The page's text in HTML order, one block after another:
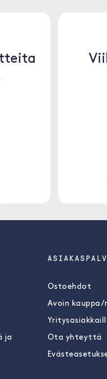
ja
Ostoehdot
Avoin
Ota yhteyttä